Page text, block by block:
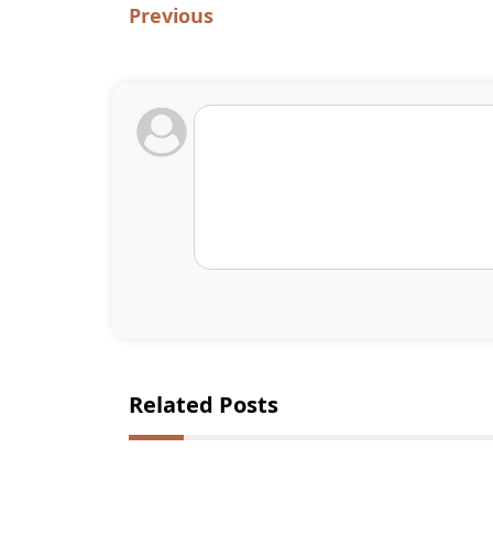
Previous
Related Posts